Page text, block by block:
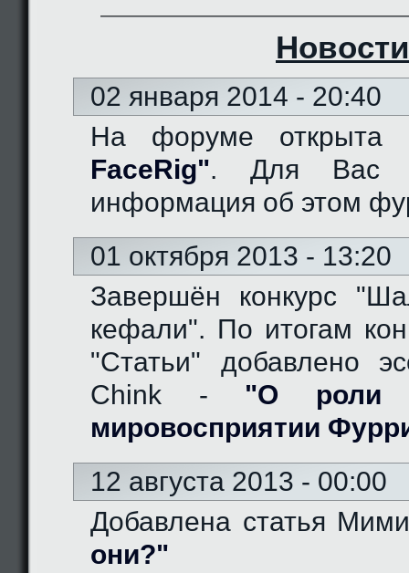
02 января 2014 - 20:40
На форуме
FaceRig". Для Вас
информация об этом
01 октября 2013 - 13:20
Завершён конкурс
кефали". По итогам
"Статьи" добавлено
Chink - "О роли
мировосприятии
12 августа 2013 - 00:00
Добавлена статья
они?"